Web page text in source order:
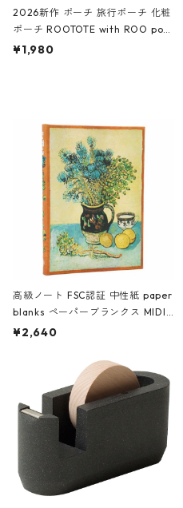
2026新作 ポーチ 旅行ポーチ 化粧
ポーチ ROOTOTE with ROO pou
ch 3532 ルートート WR.ポーチ.ラ
¥1,980
高級ノート FSC認証 中性紙 paper
blanks ペーパーブランクス MIDI
ハードカバー 罫線 ヴァン・ゴッホ
¥2,640